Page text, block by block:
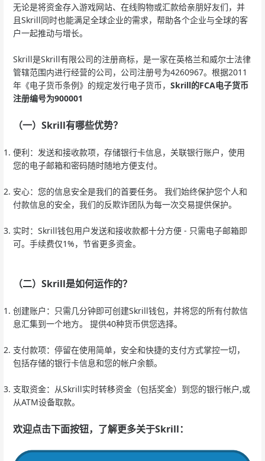
无论是将资金存入游戏网站、在线购物或汇款给亲朋好友们，并
且Skrill同时也能满足全球企业的需求，帮助各个企业与全球的客
户一起推动与增长。
Skrill是Skrill有限公司的注册商标，是一家在英格兰和威尔士法律
管辖范围内进行经营的公司，公司注册号为4260967。根据2011
年《电子货币条例》的规定发行电子货币， Skrill的FCA电子货币
注册编号为900001
（一）Skrill有哪些优势？
便利：发送和接收款项，存储银行卡信息，关联银行账户，使用
您的电子邮箱和密码随时随地方便支付。
安心：您的信息安全是我们的首要任务。 我们始终保护您个人和
付款信息的安全，我们的反欺诈团队为每一次交易提供保护。
实时：Skrill钱包用户发送和接收款都十分方便 - 只需电子邮箱即
可。手续费仅1%，节省更多资金。
（二）Skrill是如何运作的？
创建账户：只需几分钟即可创建Skrill钱包，并将您的所有付款信
息汇集到一个地方。 提供40种货币供您选择。
支付款项：停留在使用简单，安全和快捷的支付方式掌控一切，
包括存储的银行卡信息和您的帐户余额。
支取资金：从Skrill实时转移资金（包括奖金）到您的银行帐户,或
从ATM设备取款。
欢迎点击下面按钮，了解更多关于Skrill：